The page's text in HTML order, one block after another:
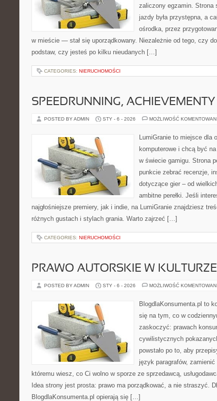
zaliczony egzamin. Strona
jazdy była przystępna, a
ośrodka, przez
w mieście — stał się uporządkowany. Niezależnie od tego, czy
podstaw, czy jesteś po kilku nieudanych […]
CATEGORIES: NIERUCHOMOŚCI
SPEEDRUNNING,
POSTED BY ADMIN STY - 6 - 2026 MOŻLIWOŚĆ
LumiGranie to miejsce dla
komputerowe i chcą być
w świecie gamigu. Strona
punkcie zebrać recenzje,
dotyczące gier – od
ambitne perełki. Jeśli
najgłośniejsze premiery, jak i indie, na LumiGranie znajdziesz
różnych gustach i stylach grania. Warto zajrzeć […]
CATEGORIES: NIERUCHOMOŚCI
PRAWO AUTORSKIE W
POSTED BY ADMIN STY - 6 - 2026 MOŻLIWOŚĆ
BlogdlaKonsumenta.pl to
się na tym, co w
zaskoczyć: prawach
cywilistycznych
powstało po to, aby
język paragrafów,
któremu wiesz, co Ci wolno w sporze ze sprzedawcą,
Idea strony jest prosta: prawo ma porządkować, a nie straszyć.
BlogdlaKonsumenta.pl opierają się […]